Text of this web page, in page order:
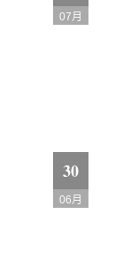
07月
30
06月